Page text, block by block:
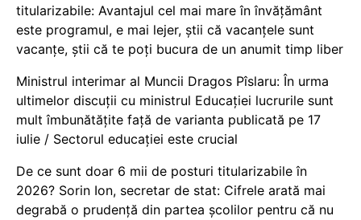
titularizabile: Avantajul cel mai mare în învățământ
este programul, e mai lejer, știi că vacanțele sunt
vacanţe, știi că te poți bucura de un anumit timp liber
Ministrul interimar al Muncii Dragos Pîslaru: În urma
ultimelor discuții cu ministrul Educației lucrurile sunt
mult îmbunătățite față de varianta publicată pe 17
iulie / Sectorul educației este crucial
De ce sunt doar 6 mii de posturi titularizabile în
2026? Sorin Ion, secretar de stat: Cifrele arată mai
degrabă o prudență din partea școlilor pentru că nu